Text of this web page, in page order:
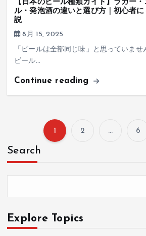
【日本のビール種類ガイド】ラガー
ル・発泡酒の違いと選び方｜初心者
説
8月 15, 2025
「ビールは全部同じ味」と思っていま
ビール…
Continue reading
の
1 2 … 6
Search
Explore Topics